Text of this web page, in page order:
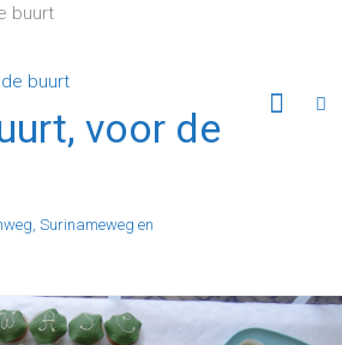
voor de
Surinameweg en